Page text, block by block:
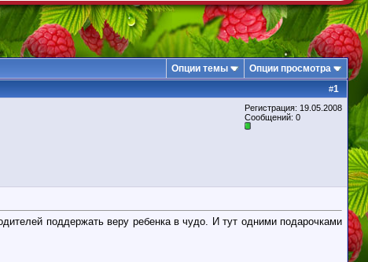
Опции темы Опции просмотра
#1
Регистрация: 19.05.2008
Сообщений: 0
поддержать веру ребенка в чудо. И тут одними подарочками